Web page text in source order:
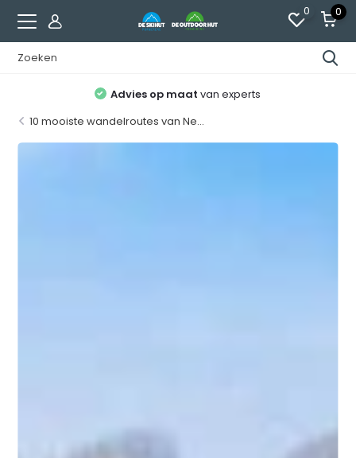
0 0
Advies op maat van experts
10 mooiste wandelroutes van Ne...